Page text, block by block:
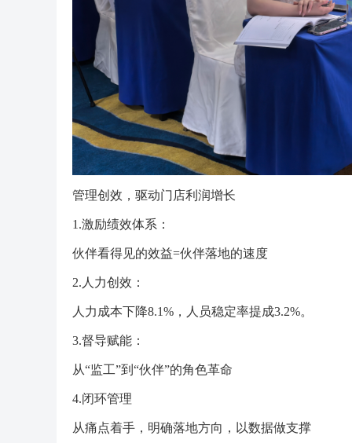
管理创效，驱动门店利润增长
1.激励绩效体系：
伙伴看得见的效益=伙伴落地的速度
2.人力创效：
人力成本下降8.1%，人员稳定率提成3.2%。
3.督导赋能：
从“监工”到“伙伴”的角色革命
4.闭环管理
从痛点着手，明确落地方向，以数据做支撑